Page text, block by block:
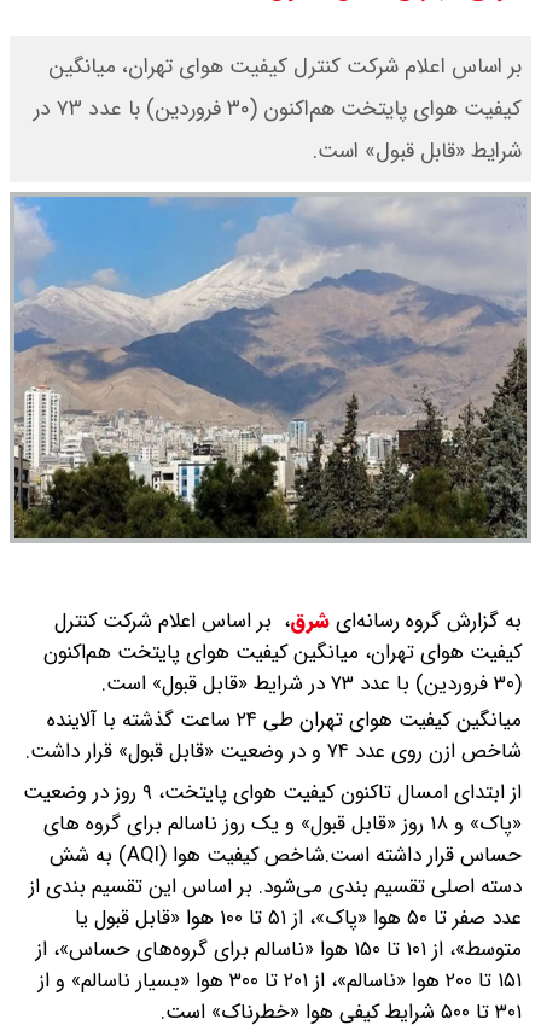
یک ادعا: برخی مالکان اجاره بها را ۶۰
درصد افزایش می دهند
رهبر انقلاب با مسعود پزشکیان دیدار
کرد / درباره مشکلات کشور و تعامل
اقتصادی با طرفهای خارجی گفتگو شد
بر اساس اعلام شرکت کنترل کیفیت هوای تهران، میانگین
کیفیت هوای پایتخت هم‌اکنون‌ (۳۰ فروردین) با عدد ۷۳ در
شرایط «قابل قبول» است.
به گزارش گروه رسانه‌ایشرق، بر اساس اعلام شرکت کنترل
کیفیت هوای تهران، میانگین کیفیت هوای پایتخت هم‌اکنون‌
(۳۰ فروردین) با عدد ۷۳ در شرایط «قابل قبول» است.
میانگین کیفیت هوای تهران طی ۲۴ ساعت گذشته با آلاینده
شاخص ازن روی عدد ۷۴ و در وضعیت «قابل قبول» قرار داشت.
از ابتدای امسال تاکنون کیفیت هوای پایتخت‌، ۹ روز در وضعیت
«پاک» و ۱۸ روز «قابل قبول» و یک روز ناسالم برای گروه های
حساس قرار داشته است.شاخص کیفیت هوا (AQI) به شش
دسته اصلی تقسیم ‌بندی می‌شود. بر اساس این تقسیم ‌بندی از
عدد صفر تا ۵۰ هوا «پاک»، از ۵۱ تا ۱۰۰ هوا «قابل قبول یا
متوسط»، از ۱۰۱ تا ۱۵۰ هوا «ناسالم برای گروه‌های حساس»، از
۱۵۱ تا ۲۰۰ هوا «ناسالم»، از ۲۰۱ تا ۳۰۰ هوا «بسیار ناسالم» و از
۳۰۱ تا ۵۰۰ شرایط کیفی هوا «خطرناک» است.